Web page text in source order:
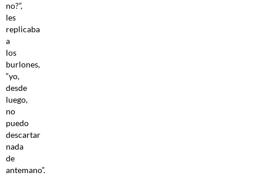
no?”,
les
replicaba
a
los
burlones,
“yo,
desde
luego,
no
puedo
descartar
nada
de
antemano”.